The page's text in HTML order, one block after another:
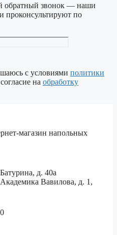
обратный звонок — наши
проконсультируют по
с условиями политики
на обработку
магазин напольных
д. 40а
Вавилова, д. 1,